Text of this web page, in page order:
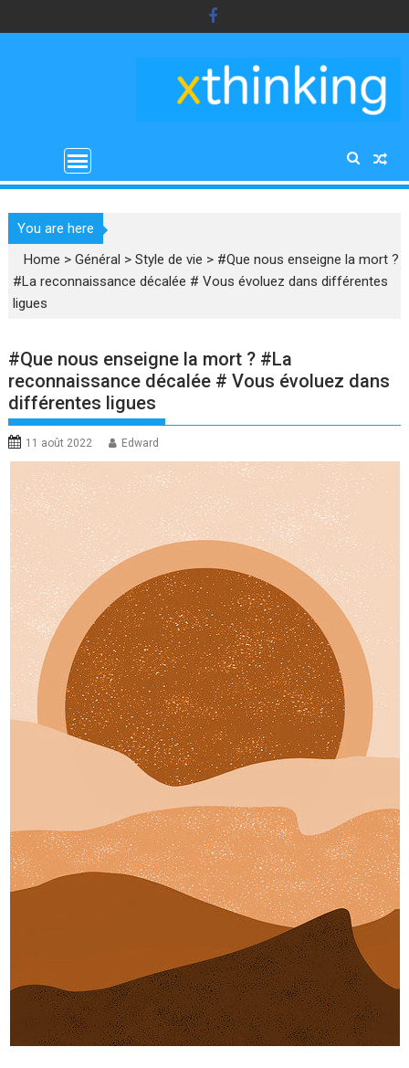
to
You are here
Home >Général >Style de vie > #Que nous enseigne la mort ?
#La reconnaissance décalée # Vous évoluez dans différentes
ligues
#Que nous enseigne la mort ? #La
reconnaissance décalée # Vous évoluez dans
différentes ligues
11 août 2022 Edward